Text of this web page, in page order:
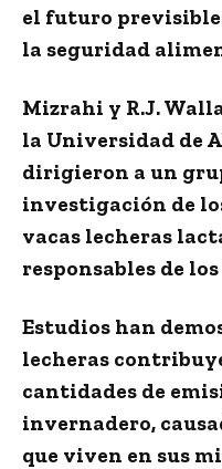
el futuro
la seguridad
Mizrahi y R.J.
la Universidad de
dirigieron a un
investigación de
vacas lecheras
responsables de
Estudios han
lecheras
cantidades de
invernadero,
que viven en sus